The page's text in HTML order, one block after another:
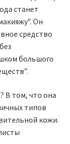
станет
Он
средство
большого
В том, что она
типов
кожи.